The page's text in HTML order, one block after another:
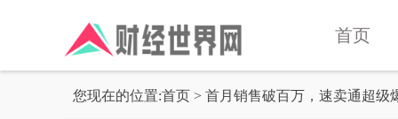
首页
您现在的位置:首页 > 首月销售破百万，速卖通超级